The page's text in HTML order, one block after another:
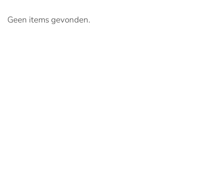
Geen items gevonden.